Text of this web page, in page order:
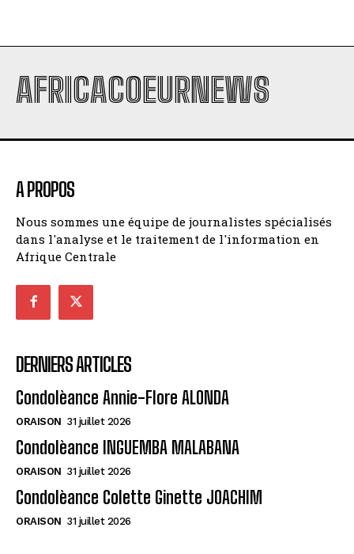
AFRICACOEURNEWS
A PROPOS
Nous sommes une équipe de journalistes spécialisés
dans l'analyse et le traitement de l'information en
Afrique Centrale
DERNIERS ARTICLES
Condolèance Annie-Flore ALONDA
ORAISON 31 juillet 2026
Condolèance INGUEMBA MALABANA
ORAISON 31 juillet 2026
Condolèance Colette Ginette JOACHIM
ORAISON 31 juillet 2026